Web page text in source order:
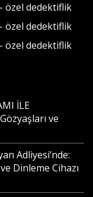
özel dedektiflik
özel dedektiflik
özel dedektiflik
İLE
ve
Adliyesi’nde:
Dinleme Cihazı